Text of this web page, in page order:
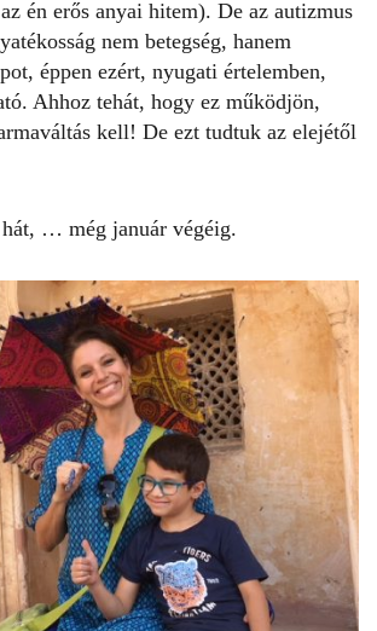
én erős anyai hitem). De az autizmus
nem betegség, hanem
éppen ezért, nyugati értelemben,
Ahhoz tehát, hogy ez működjön,
kell! De ezt tudtuk az elejétől
… még január végéig.